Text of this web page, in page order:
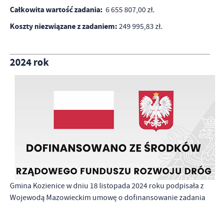
Całkowita wartość zadania: 6 655 807,00 zł.
Koszty niezwiązane z zadaniem: 249 995,83 zł.
2024 rok
Gmina Kozienice w dniu 18 listopada 2024 roku podpisała z
Wojewodą Mazowieckim umowę o dofinansowanie zadania
firm będących naszymi partnerami oraz innych dostawców usług.
treści w postaci wiadomości, ofert, komunikatów mediów